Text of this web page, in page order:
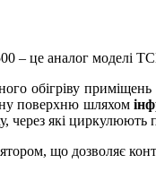
– це аналог моделі
обігріву
поверхню шляхом
через які циркулюють
що дозволяє